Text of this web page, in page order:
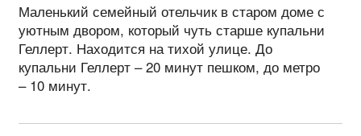
Маленький семейный отельчик в старом доме с
уютным двором, который чуть старше купальни
Геллерт. Находится на тихой улице. До
купальни Геллерт – 20 минут пешком, до метро
– 10 минут.